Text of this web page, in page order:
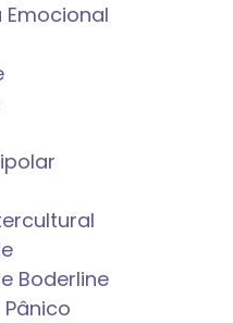
Emocional
Boderline